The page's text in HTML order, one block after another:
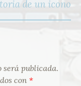
de un icono
será publicada.
con *